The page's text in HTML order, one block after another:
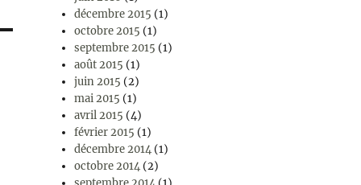
décembre 2015 (1)
octobre 2015 (1)
septembre 2015 (1)
août 2015 (1)
juin 2015 (2)
mai 2015 (1)
avril 2015 (4)
février 2015 (1)
décembre 2014 (1)
octobre 2014 (2)